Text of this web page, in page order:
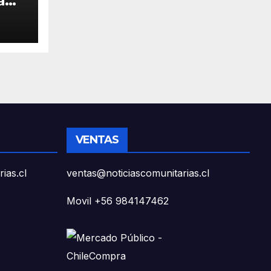
VENTAS
ventas@noticiascomunitarias.cl
Movil +56 984147462